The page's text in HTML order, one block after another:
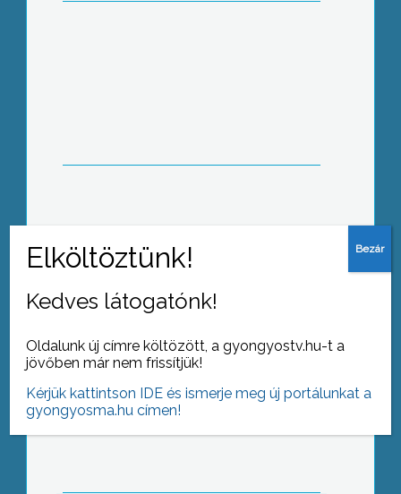
. Októberben egész hónapos
programsorozattal ünnepelték az
szépkorúakat
Kedves látogatónk!
Oldalunk új címre költözött, a gyongyostv.hu-t a
jövőben már nem frissítjük!
Kérjük kattintson IDE és ismerje meg új portálunkat a
gyongyosma.hu címen!